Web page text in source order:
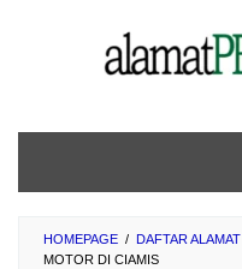
HOMEPAGE / DAFTAR ALAMAT
MOTOR DI CIAMIS